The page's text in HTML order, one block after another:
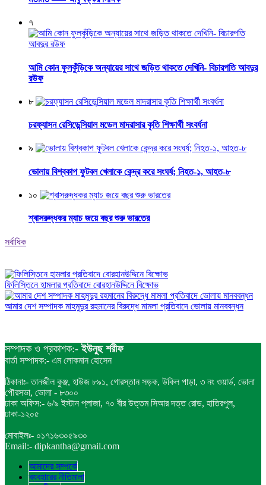
৭
আমি কোন ফুলকুঁড়িকে অন্যায়ের সাথে জড়িত থাকতে দেখিনি- বিচারপতি আবদুর
রউফ
৮
চরফ্যাসন রেসিডেন্সিয়াল মডেল মাদরাসার কৃতি শিক্ষার্থী সংবর্ধনা
৯
ভোলায় বিশ্বকাপ ফুটবল খেলাকে কেন্দ্র করে সংঘর্ষ; নিহত-১, আহত-৮
১০
শ্বাসরুদ্ধকর ম্যাচ জয়ে বছর শুরু ভারতের
সর্বাধিক
ফিলিস্তিনে হামলার প্রতিবাদে বোরহানউদ্দিনে বিক্ষোভ
আমার দেশ সম্পাদক মাহমুদুর রহমানের বিরুদ্ধে মামলা প্রতিবাদে ভোলায় মানববন্ধন
সম্পাদক ও প্রকাশক:-ইউনুছ শরীফ
বার্তা সম্পাদক:- এম লোকমান হোসেন
ঠিকানাঃ- তানজীল কুঞ্জ, হাউজ ৮৯১, গোরস্তান সড়ক, উকিল পাড়া, ৩ নং ওয়ার্ড, ভোলা
পৌরসভা, ভোলা - ৮৩০০
ঢাকা অফিস:- ৬/৯ ইস্টান প্লাজা, ৭০ বীর উত্তম সিআর দত্ত রোড, হাতিরপুল,
ঢাকা-১২০৫
মোবাইলঃ- ০১৭১৬৩০৫৯৩০
Email:- dipkantha@gmail.com
আমাদের সম্পর্কে
ব্যবহারের নীতিমালা